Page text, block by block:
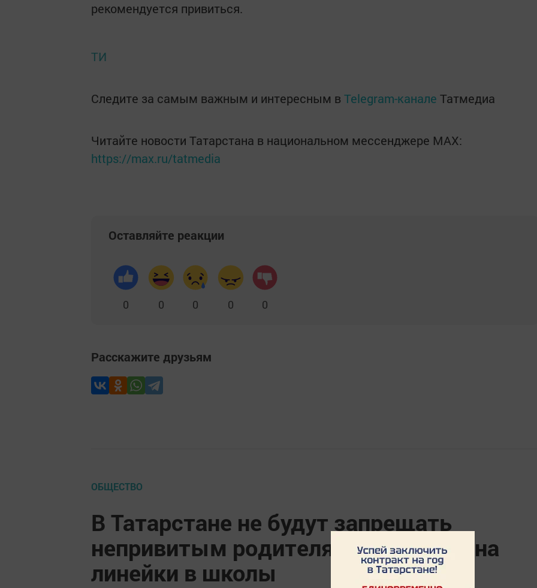
рекомендуется привиться.
ТИ
Следите за самым важным и интересным в Telegram-канале Татмедиа
Читайте новости Татарстана в национальном мессенджере MАХ:
https://max.ru/tatmedia
Оставляйте реакции
0 0 0 0 0
Расскажите друзьям
ОБЩЕСТВО
В Татарстане не будут запрещать
непривитым родителям приходить на
линейки в школы